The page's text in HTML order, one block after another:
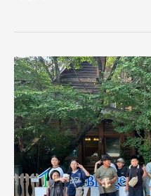
완
산
골
지
역
아
센
터